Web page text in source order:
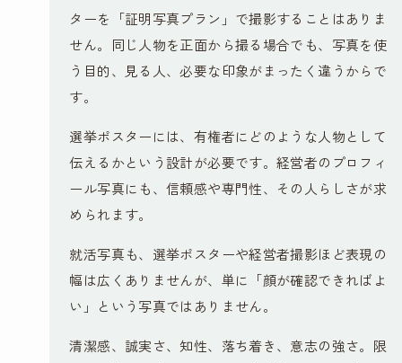
ターを「証明写真プラン」で撮影することはありま
せん。同じ人物を正面から撮る場合でも、写真を使
う目的、見る人、必要な印象がまったく違うからで
す。
選挙ポスターには、有権者にどのような人物として
伝えるかという設計が必要です。経営者のプロフィ
ール写真にも、信頼感や専門性、その人らしさが求
められます。
就活写真も、選挙ポスターや経営者撮影ほど表現の
幅は広くありませんが、単に「顔が確認できればよ
い」という写真ではありません。
清潔感、誠実さ、知性、落ち着き、意志の強さ。限